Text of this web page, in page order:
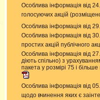
Особлива інформація від
голосуючих акцій
Особлива інформація від
Особлива інформація від
простих акцій публічного
Особлива інформація від
діють спільно) з
пакета у розмірі 75 і
Особлива інформація від
щодо вчинення яких є